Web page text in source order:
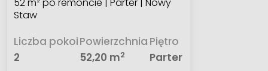
52 m² po remoncie | Parter | Nowy
Staw
Liczba pokoi
2
Powierzchnia
52,20 m2
Piętro
Parter